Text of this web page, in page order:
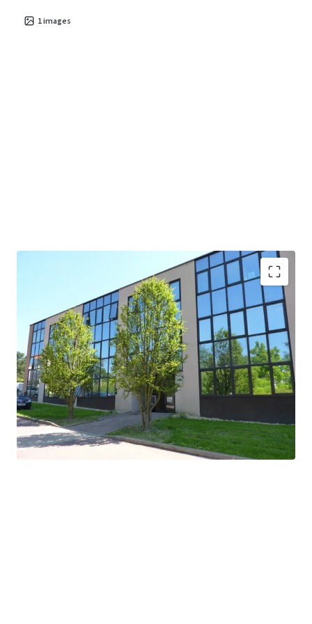
1images
Grand terrain de 1,2 ha offrant des options
d'expansion ou de réaménagement